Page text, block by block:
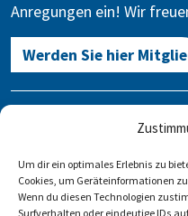
Um dir ein optimales Erlebnis zu
Cookies, um Geräteinformationen
Wenn du diesen Technologien
Surfverhalten oder eindeutige IDs
Anregungen ein! Wir
Werden Sie hier
Kontakt
Stauffenbergstraße 13-14
10785 Berlin